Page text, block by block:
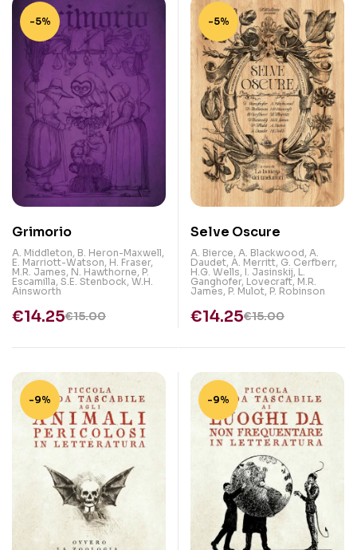
-5%
Grimorio
A. Middleton, B. Heron-Maxwell,
E. Marriott-Watson, H. Fraser,
M.R. James, N. Hawthorne, P.
Escamilla, S.E. Stenbock, W.H.
Ainsworth
€15.00
€14.25
-5%
Selve Oscure
A. Bierce, A. Blackwood, A.
Daudet, A. Merritt, G. Cerfberr,
H.G. Wells, I. Jasinskij, L.
Ganghofer, Lovecraft, M.R.
James, P. Mulot, P. Robinson
€15.00
€14.25
-9% -9%